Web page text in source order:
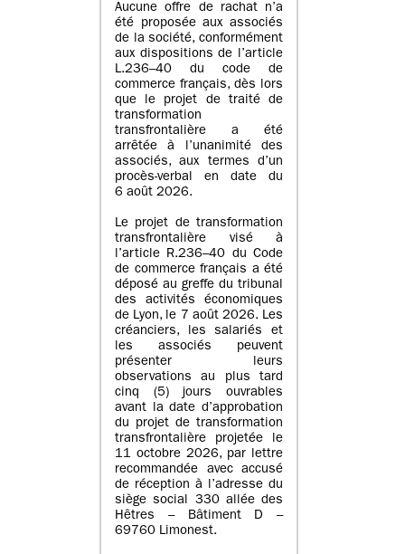
Aucune offre de rachat n’a
été proposée aux associés
de la société, conformément
aux dispositions de l’article
L.236–40 du code de
commerce français, dès lors
que le projet de traité de
transformation
transfrontalière a été
arrêtée à l’unanimité des
associés, aux termes d’un
procès-verbal en date du
6 août 2026.
Le projet de transformation
transfrontalière visé à
l’article R.236–40 du Code
de commerce français a été
déposé au greffe du tribunal
des activités économiques
de Lyon, le 7 août 2026. Les
créanciers, les salariés et
les associés peuvent
présenter leurs
observations au plus tard
cinq (5) jours ouvrables
avant la date d’approbation
du projet de transformation
transfrontalière projetée le
11 octobre 2026, par lettre
recommandée avec accusé
de réception à l’adresse du
siège social 330 allée des
Hêtres – Bâtiment D –
69760 Limonest.